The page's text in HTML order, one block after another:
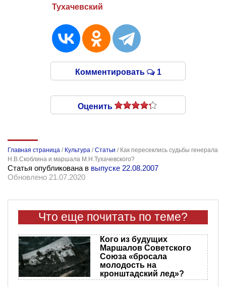
Тухачевский
Комментировать 1
Оценить
Главная страница / Культура /Статьи / Как пересеклись судьбы генерала
Н.В.Скоблина и маршала М.Н.Тухачевского?
Статья опубликована в выпуске 22.08.2007
Обновлено 21.07.2020
Что еще почитать по теме?
Кого из будущих
Маршалов Советского
Союза «бросала
молодость на
кронштадский лед»?